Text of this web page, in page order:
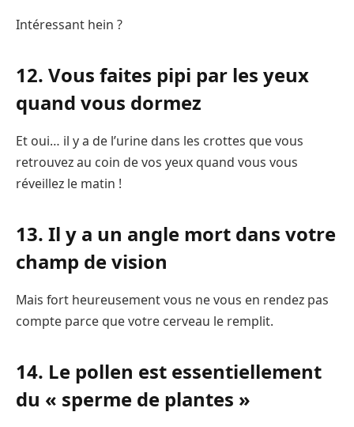
Intéressant hein ?
12. Vous faites pipi par les yeux
quand vous dormez
Et oui… il y a de l’urine dans les crottes que vous
retrouvez au coin de vos yeux quand vous vous
réveillez le matin !
13. Il y a un angle mort dans votre
champ de vision
Mais fort heureusement vous ne vous en rendez pas
compte parce que votre cerveau le remplit.
14. Le pollen est essentiellement
du « sperme de plantes »